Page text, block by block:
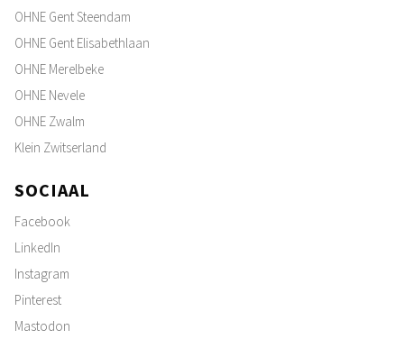
OHNE Gent Steendam
OHNE Gent Elisabethlaan
OHNE Merelbeke
OHNE Nevele
OHNE Zwalm
Klein Zwitserland
SOCIAAL
Facebook
LinkedIn
Instagram
Pinterest
Mastodon